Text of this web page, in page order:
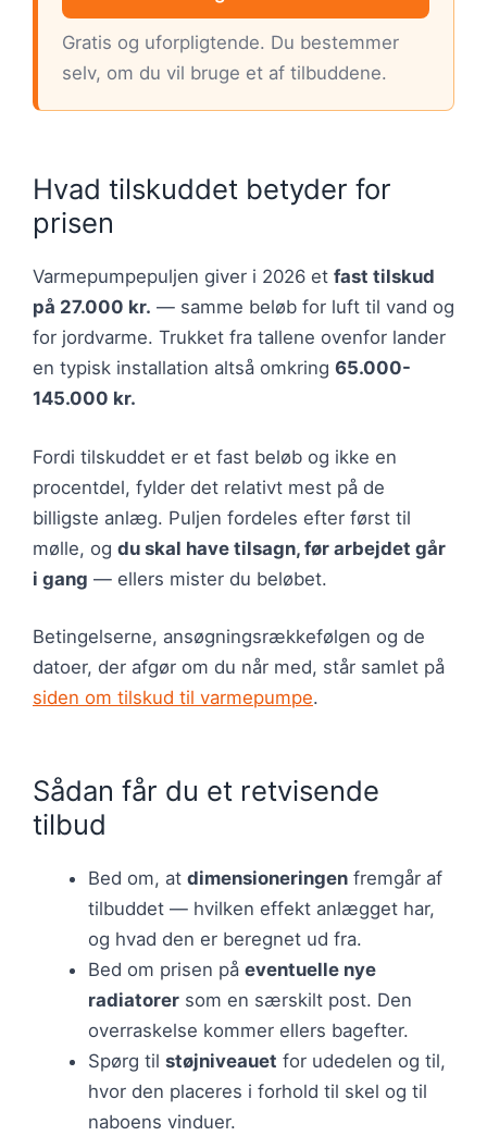
Gratis og uforpligtende. Du bestemmer
selv, om du vil bruge et af tilbuddene.
Hvad tilskuddet betyder for
prisen
Varmepumpepuljen giver i 2026 et fast tilskud
på 27.000 kr. — samme beløb for luft til vand og
for jordvarme. Trukket fra tallene ovenfor lander
en typisk installation altså omkring 65.000-
145.000 kr.
Fordi tilskuddet er et fast beløb og ikke en
procentdel, fylder det relativt mest på de
billigste anlæg. Puljen fordeles efter først til
mølle, og du skal have tilsagn, før arbejdet går
i gang — ellers mister du beløbet.
Betingelserne, ansøgningsrækkefølgen og de
datoer, der afgør om du når med, står samlet på
siden om tilskud til varmepumpe.
Sådan får du et retvisende
tilbud
Bed om, at dimensioneringen fremgår af
tilbuddet — hvilken effekt anlægget har,
og hvad den er beregnet ud fra.
Bed om prisen på eventuelle nye
radiatorer som en særskilt post. Den
overraskelse kommer ellers bagefter.
Spørg til støjniveauet for udedelen og til,
hvor den placeres i forhold til skel og til
naboens vinduer.